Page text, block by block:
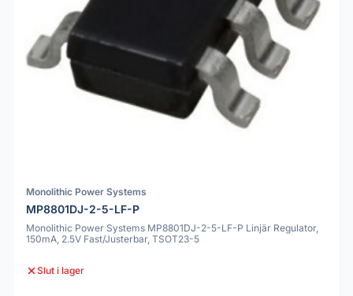
Monolithic Power Systems
MP8801DJ-2-5-LF-P
Monolithic Power Systems MP8801DJ-2-5-LF-P Linjär Regulator,
150mA, 2.5V Fast/Justerbar, TSOT23-5
Slut i lager